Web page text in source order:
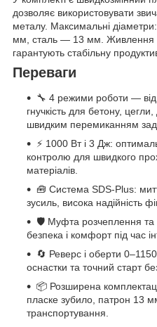
дозволяє використовувати
металу. Максимальні
мм, сталь — 13 мм. Живлення
гарантують стабільну
Переваги
🔧 4 режими роботи —
гнучкість для бетону,
швидким перемиканням
⚡ 1000 Вт і 3 Дж:
контролю для швидкого
матеріалів.
🧰 Система SDS-Plus:
зусиль, висока надійність
🛡️ Муфта розчеплення та
безпека і комфорт під час
🔄 Реверс і оберти
оснастки та точний старт
📦 Розширена
пласке зубило, патрон 13
транспортування.